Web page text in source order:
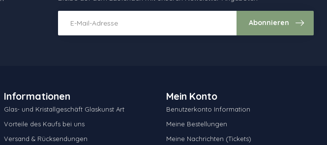
Abonnieren
Informationen
Glas- und Kristallgeschäft Glaskunst Art
Vorteile des Kaufs bei uns
Versand & Rücksendungen
Mein Konto
Benutzerkonto Information
Meine Bestellungen
Meine Nachrichten (Tickets)